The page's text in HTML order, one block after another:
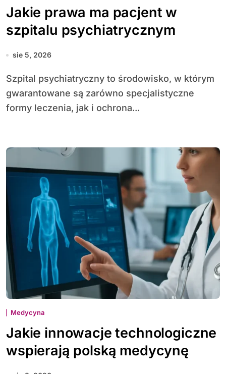
Jakie prawa ma pacjent w
szpitalu psychiatrycznym
sie 5, 2026
Szpital psychiatryczny to środowisko, w którym
gwarantowane są zarówno specjalistyczne
formy leczenia, jak i ochrona...
Medycyna
Jakie innowacje technologiczne
wspierają polską medycynę